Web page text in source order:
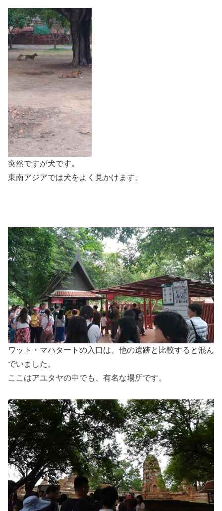
突然ですが犬です。
東南アジアでは犬をよく見かけます。
ワット・マハタートの入口は、他の遺跡と比較すると混ん
でいました。
ここはアユタヤの中でも、有名な場所です。